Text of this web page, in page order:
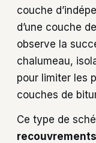
couche
d’une couche
observe la
chalumeau,
pour limiter les
couches de
Ce type de